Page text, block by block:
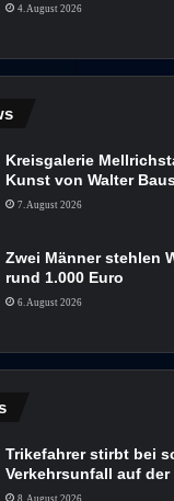
4. August 2026
Kreisgalerie
Kunst von Walter
7. August 2026
Zwei Männer stehlen
rund 1.000 Euro
6. August 2026
Trikefahrer stirbt bei
Verkehrsunfall auf der